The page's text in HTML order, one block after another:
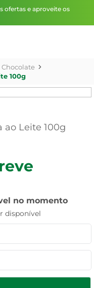
ofertas e aproveite os
Chocolate
100g
ao Leite 100g
no momento
disponível